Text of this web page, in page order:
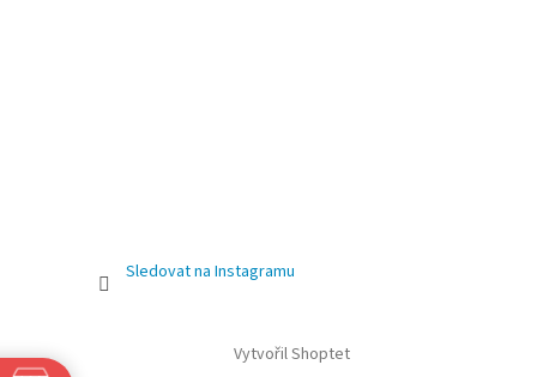
Sledovat na Instagramu
Vytvořil Shoptet